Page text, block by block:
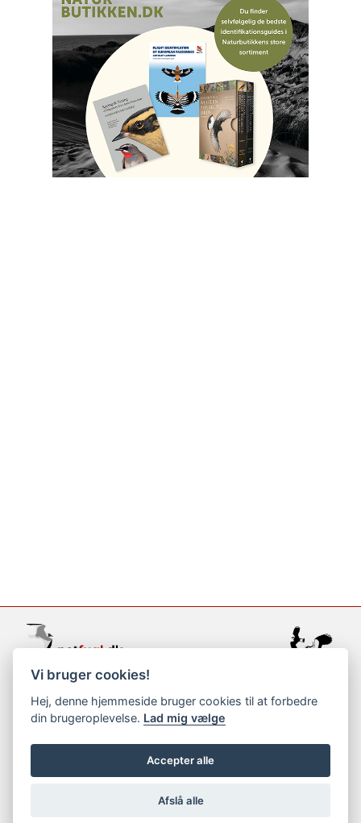
support@netfugl.dk
copyright © 2002-2023
Vi bruger cookies!
Hej, denne hjemmeside bruger cookies til at forbedre
din brugeroplevelse. Lad mig vælge
Accepter alle
Afslå alle